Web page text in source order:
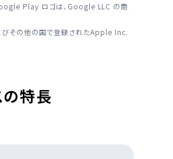
Play ロゴは、Google LLC の商
その他の国で登録されたApple Inc.
の特長